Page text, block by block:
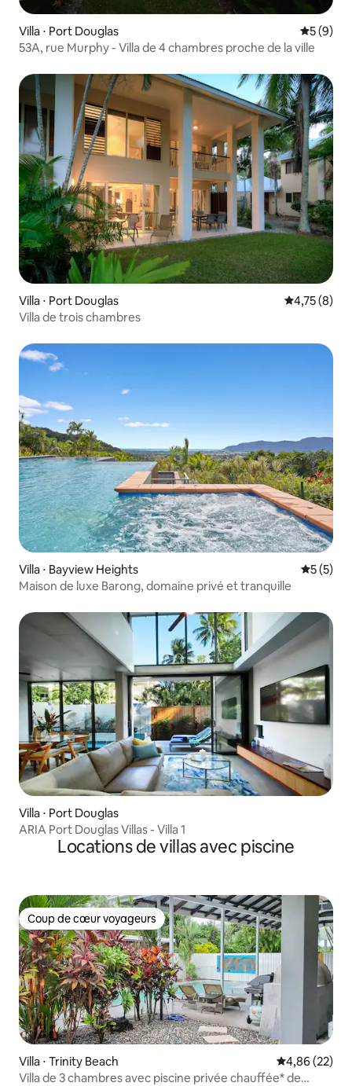
Villa ⋅ Port Douglas
5 (9)
53A, rue Murphy - Villa de 4 chambres proche de la ville
Villa ⋅ Port Douglas Évaluation
4,75 (8)
Villa de trois chambres
Villa ⋅ Bayview Heights
5 (5)
Maison de luxe Barong, domaine privé et tranquille
Villa ⋅ Port Douglas
ARIA Port Douglas Villas - Villa 1
Locations de villas avec piscine
Coup de cœur voyageurs
Coup de cœur voyageurs
Villa ⋅ Trinity Beach Évaluation
4,86 (22)
Villa de 3 chambres avec piscine privée chauffée* de